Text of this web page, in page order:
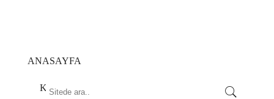
ANASAYFA
KOLEKSİYONLAR